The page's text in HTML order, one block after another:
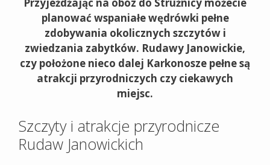
planować wspaniałe wędrówki pełne
zdobywania okolicznych szczytów i
zwiedzania zabytków. Rudawy Janowickie,
czy położone nieco dalej Karkonosze pełne są
atrakcji przyrodniczych czy ciekawych
miejsc.
Szczyty i atrakcje przyrodnicze
Rudaw Janowickich